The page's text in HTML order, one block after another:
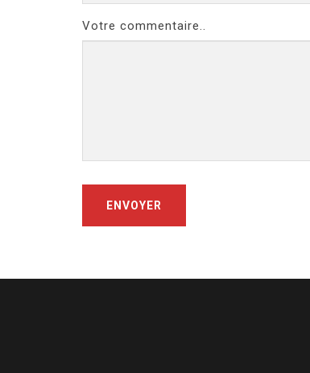
Votre commentaire..
ENVOYER